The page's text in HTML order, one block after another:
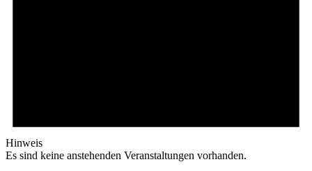
Hinweis
Es sind keine anstehenden Veranstaltungen vorhanden.